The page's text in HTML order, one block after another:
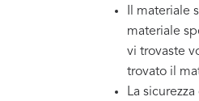
Il materiale
materiale
vi trovaste
trovato il
La